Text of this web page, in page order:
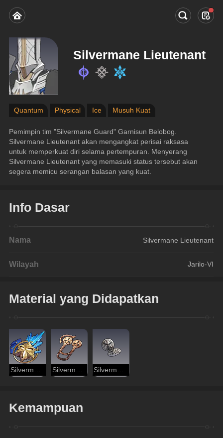
Silvermane Lieutenant
Quantum Physical Ice Musuh Kuat
Pemimpin tim "Silvermane Guard" Garnisun Belobog.
Silvermane Lieutenant akan mengangkat perisai raksasa
untuk memperkuat diri selama pertempuran. Menyerang
Silvermane Lieutenant yang memasuki status tersebut akan
segera memicu serangan balasan yang kuat.
Info Dasar
Nama Silvermane Lieutenant
Wilayah Jarilo-VI
Material yang Didapatkan
Kemampuan